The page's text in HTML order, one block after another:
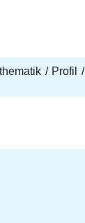
Profil